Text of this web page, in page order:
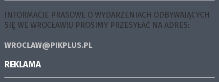
INFORMACJE PRASOWE O WYDARZENIACH ODBYWAJĄCYCH
SIĘ WE WROCŁAWIU PROSIMY PRZESYŁAĆ NA ADRES:
WROCLAW@PIKPLUS.PL
REKLAMA